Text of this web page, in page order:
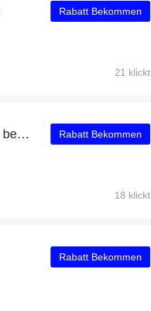
Rabatt Bekommen
21 klickt
Erhalten Sie einen 14% Rabatt, wenn Sie 100€ bei Roselinlin ausgeben Rabatt Bekommen
18 klickt
Rabatt Bekommen